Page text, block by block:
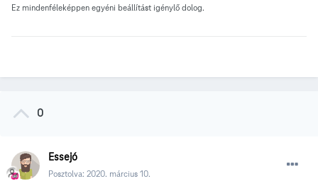
Ez mindenféleképpen egyéni beállítást igénylő dolog.
0
Essejó
Posztolva: 2020. március 10.